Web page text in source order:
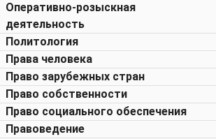
Оперативно-розыскная
деятельность
Политология
Права человека
Право зарубежных стран
Право собственности
Право социального обеспечения
Правоведение